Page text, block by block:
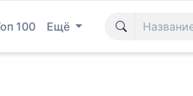
100 Ещё